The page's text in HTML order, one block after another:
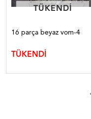
TÜKENDI
TÜKENDI
16 parça beyaz vom-4
TÜKENDİ